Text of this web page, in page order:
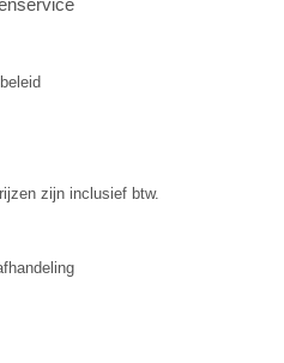
zijn inclusief btw.